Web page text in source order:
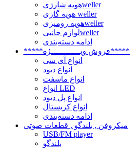
هویه شارژیweller
هویه گازی weller
هویه رومیزیweller
لوازم جانبیweller
ادامه دسته‌بندی
*****فروش ویــــــــــــژه*****
انواع آی سی
انواع دیود
انواع ماسفت
انواع LED
انواع پل دیود
انواع کریستال
ادامه دسته‌بندی
میکروفن , بلندگو , قطعات صوتی
USB/FM player
بلندگو